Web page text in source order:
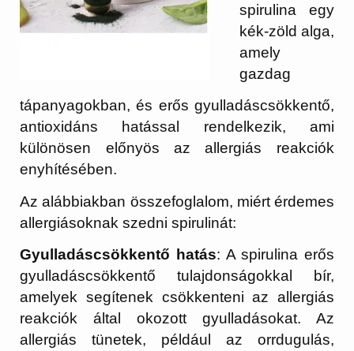
spirulina egy
kék-zöld alga,
amely
gazdag
tápanyagokban, és erős gyulladáscsökkentő,
antioxidáns hatással rendelkezik, ami
különösen előnyös az allergiás reakciók
enyhítésében.
Az alábbiakban összefoglalom, miért érdemes
allergiásoknak szedni spirulinát:
Gyulladáscsökkentő hatás: A spirulina erős
gyulladáscsökkentő tulajdonságokkal bír,
amelyek segítenek csökkenteni az allergiás
reakciók által okozott gyulladásokat. Az
allergiás tünetek, például az orrdugulás,